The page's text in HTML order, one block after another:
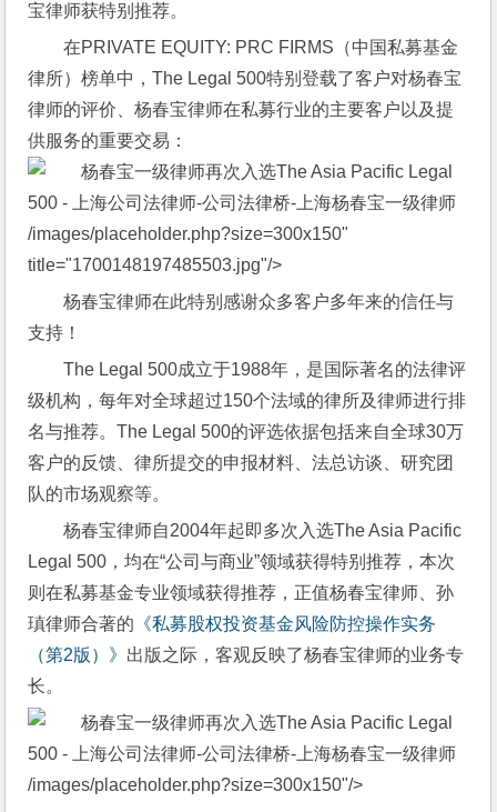
宝律师获特别推荐。
在PRIVATE EQUITY: PRC FIRMS（中国私募基金
律所）榜单中，The Legal 500特别登载了客户对杨春宝
律师的评价、杨春宝律师在私募行业的主要客户以及提
供服务的重要交易：
/images/placeholder.php?size=300x150"
title="1700148197485503.jpg"/>
杨春宝律师在此特别感谢众多客户多年来的信任与
支持！
The Legal 500成立于1988年，是国际著名的法律评
级机构，每年对全球超过150个法域的律所及律师进行排
名与推荐。The Legal 500的评选依据包括来自全球30万
客户的反馈、律所提交的申报材料、法总访谈、研究团
队的市场观察等。
杨春宝律师自2004年起即多次入选The Asia Pacific
Legal 500，均在“公司与商业”领域获得特别推荐，本次
则在私募基金专业领域获得推荐，正值杨春宝律师、孙
瑱律师合著的 《私募股权投资基金风险防控操作实务
（第2版）》 出版之际，客观反映了杨春宝律师的业务专
长。
/images/placeholder.php?size=300x150"/>